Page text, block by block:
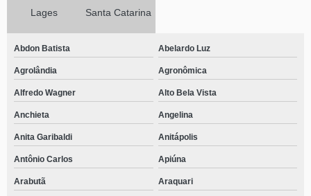
Lages Santa Catarina
Abdon Batista Abelardo Luz
Agrolândia Agronômica
Alfredo Wagner Alto Bela Vista
Anchieta Angelina
Anita Garibaldi Anitápolis
Antônio Carlos Apiúna
Arabutã Araquari